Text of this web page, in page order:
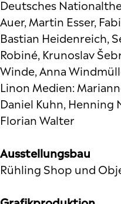
Deutsches
Auer, Martin Esser,
Bastian Heidenreich,
Robiné, Krunoslav
Winde, Anna
Linon Medien:
Daniel Kuhn, Henning
Florian Walter
Ausstellungsbau
Rühling Shop und